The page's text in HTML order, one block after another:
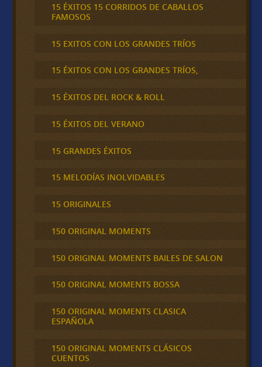
15 ÉXITOS 15 CORRIDOS DE CABALLOS
FAMOSOS
15 EXITOS CON LOS GRANDES TRÍOS
15 ÉXITOS CON LOS GRANDES TRÍOS,
15 ÉXITOS DEL ROCK & ROLL
15 ÉXITOS DEL VERANO
15 GRANDES ÉXITOS
15 MELODÍAS INOLVIDABLES
15 ORIGINALES
150 ORIGINAL MOMENTS
150 ORIGINAL MOMENTS BAILES DE SALON
150 ORIGINAL MOMENTS BOSSA
150 ORIGINAL MOMENTS CLASICA
ESPAÑOLA
150 ORIGINAL MOMENTS CLÁSICOS
CUENTOS